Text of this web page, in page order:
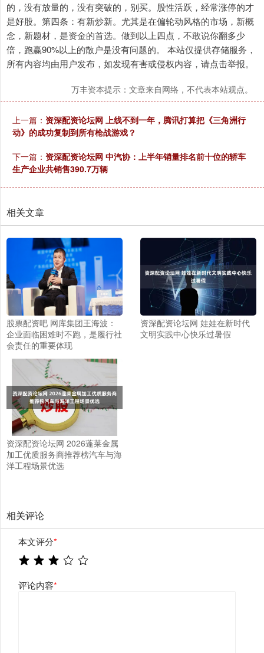
的，没有放量的，没有突破的，别买。股性活跃，经常涨停的才
是好股。第四条：有新炒新。尤其是在偏轮动风格的市场，新概
念，新题材，是资金的首选。做到以上四点，不敢说你翻多少
倍，跑赢90%以上的散户是没有问题的。 本站仅提供存储服务，
所有内容均由用户发布，如发现有害或侵权内容，请点击举报。
万丰资本提示：文章来自网络，不代表本站观点。
上一篇： 资深配资论坛网 上线不到一年，腾讯打算把《三角洲行
动》的成功复制到所有枪战游戏？
下一篇： 资深配资论坛网 中汽协：上半年销量排名前十位的轿车
生产企业共销售390.7万辆
相关文章
股票配资吧 网库集团王海波：
企业面临困难时不跑，是履行社
会责任的重要体现
资深配资论坛网 娃娃在新时代
文明实践中心快乐过暑假
资深配资论坛网 2026蓬莱金属
加工优质服务商推荐榜汽车与海
洋工程场景优选
相关评论
本文评分*
评论内容*